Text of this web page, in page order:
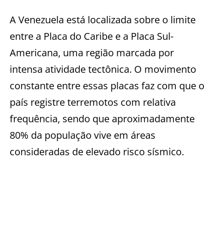
A Venezuela está localizada sobre o limite
entre a Placa do Caribe e a Placa Sul-
Americana, uma região marcada por
intensa atividade tectônica. O movimento
constante entre essas placas faz com que o
país registre terremotos com relativa
frequência, sendo que aproximadamente
80% da população vive em áreas
consideradas de elevado risco sísmico.